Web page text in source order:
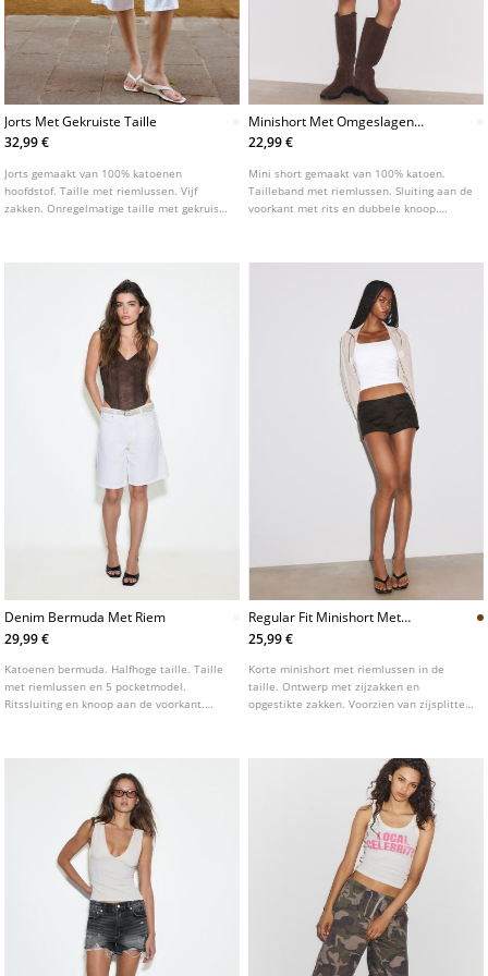
Jorts Met Gekruiste Taille
32,99 €
Jorts gemaakt van 100% katoenen
hoofdstof. Taille met riemlussen. Vijf
zakken. Onregelmatige taille met gekruiste
Minishort Met Omgeslagen
Pijpen
22,99 €
Mini short gemaakt van 100% katoen.
Tailleband met riemlussen. Sluiting aan de
voorkant met rits en dubbele knoop.
Denim Bermuda Met Riem
29,99 €
Katoenen bermuda. Halfhoge taille. Taille
met riemlussen en 5 pocketmodel.
Ritssluiting en knoop aan de voorkant.
Regular Fit Minishort Met
Zakken
25,99 €
Korte minishort met riemlussen in de
taille. Ontwerp met zijzakken en
opgestikte zakken. Voorzien van zijsplitten